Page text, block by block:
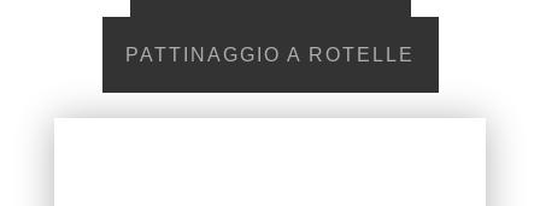
PATTINAGGIO A ROTELLE